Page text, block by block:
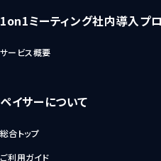
1on1ミーティング社内導入プ
サービス概要
ペイサーについて
総合トップ
ご利用ガイド